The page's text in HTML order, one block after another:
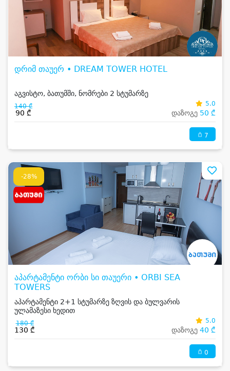
დრიმ თაუერ • DREAM TOWER HOTEL
აგვისტო, ბათუმში, ნომრები 2 სტუმარზე
140 ₾
90 ₾
5.0
დაზოგე 50 ₾
7
-28%
აპარტამენტი ორბი სი თაუერი • ORBI SEA
TOWERS
აპარტამენტი 2+1 სტუმარზე ზღვის და ბულვარის
ულამაზესი ხედით
180 ₾
130 ₾
5.0
დაზოგე 40 ₾
0